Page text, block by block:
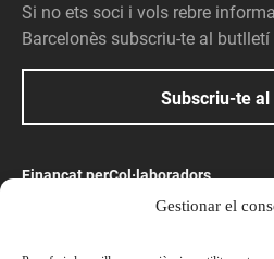
Gestionar el
Si no ets soci i vols rebre
Barcelonès subscriu-te al butlletí
Subscriu-te
Finançat perCol·laboradors